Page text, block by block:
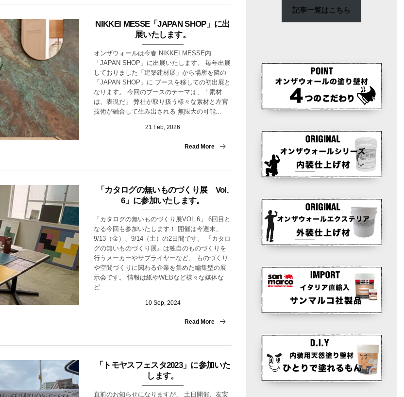
NIKKEI MESSE「JAPAN SHOP」に出
展いたします。
オンザウォールは今春 NIKKEI MESSE内
「JAPAN SHOP」に出展いたします。 毎年出展
しておりました「建築建材展」から場所を隣の
「JAPAN SHOP」に ブースを移しての初出展と
なります。 今回のブースのテーマは、「素材
は、表現だ」 弊社が取り扱う様々な素材と左官
技術が融合して生み出される 無限大の可能...
21 Feb, 2026
Read More
「カタログの無いものづくり展 Vol.
6」に参加いたします。
「カタログの無いものづくり展VOL.6」 6回目と
なる今回も参加いたします！ 開催は今週末、
9/13（金）、9/14（土）の2日間です。 『カタロ
グの無いものづくり展』は独自のものづくりを
行うメーカーやサプライヤーなど、 ものづくり
や空間づくりに関わる企業を集めた編集型の展
示会です。 情報は紙やWEBなど様々な媒体な
ど...
10 Sep, 2024
Read More
「トモヤスフェスタ2023」に参加いた
します。
直前のお知らせになりますが、 土日開催、友安
記事一覧はこちら